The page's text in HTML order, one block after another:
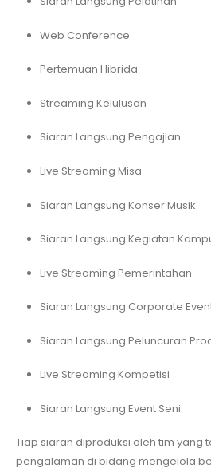
Web Conference
Pertemuan Hibrida
Streaming Kelulusan
Siaran Langsung Pengajian
Live Streaming Misa
Siaran Langsung Konser Musik
Siaran Langsung Kegiatan
Live Streaming Pemerintahan
Siaran Langsung Corporate
Siaran Langsung Peluncuran
Live Streaming Kompetisi
Siaran Langsung Event Seni
Tiap siaran diproduksi oleh tim yang
pengalaman di bidang mengelola